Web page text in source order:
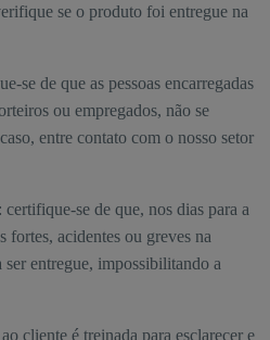
se o produto foi entregue na
se de que as pessoas encarregadas
ou empregados, não se
entre contato com o nosso setor
se de que, nos dias para a
fortes, acidentes ou greves na
entregue, impossibilitando a
cliente é treinada para esclarecer e